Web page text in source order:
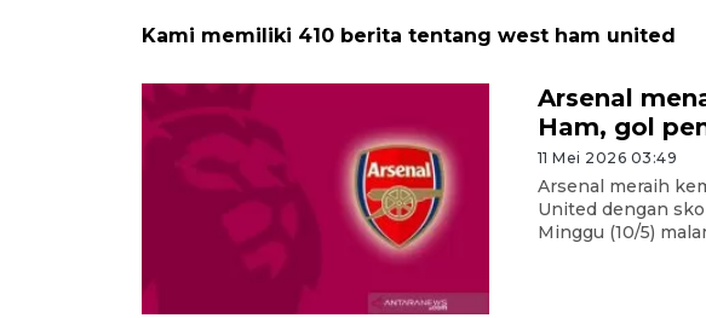
Kami memiliki 410 berita tentang west ham united
Arsenal
Ham, gol
11 Mei 2026 03:49
Arsenal meraih
United dengan
Minggu (10/5)